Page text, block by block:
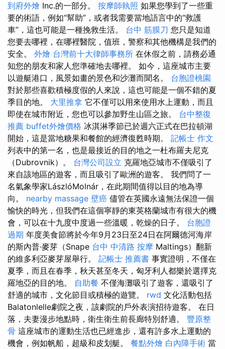
到府外燴 Inc.的一部分。 按摩師執照 如果您學到了一些重
要的術語，例如“幫助”，或者我需要當地語言中的“救護
車”，這也可能是一種挽救生活。 台中 筋膜刀 您只是知道
您要去哪裡，在哪裡醫院，值班，警察和其他機構是我們的
安全。 外燴 台灣前十大律師事務所 在休假之前，請務必通
知您的朋友和家人您準確地去哪裡。 如今，這座城市主要
以遊艇港口，風景如畫的景色和沙灘而聞名。 台胞證桃園
對於那些喜歡積極度假的人來說，這也可能是一個不錯的夏
季目的地。 大里推拿 它不僅可以用來使用水上運動，而且
即使在城市附近，您也可以參加野生山區之旅。 台中整復
推薦 buffet外燴價格 冰淇淋季節已於週六正式在巴拉頓湖
開始，這是當地糖果和餐館的經濟復甦時期。 記帳士 作文
列表中的第一名，也是最接近的目的地之一杜布羅夫尼克
（Dubrovnik）。 台灣公司設立 克羅地亞城市不僅吸引了
來自該地區的遊客，而且吸引了歐洲的遊客。 我們問了一
名氣象學家LászlóMolnár，在此期間值得以目的地為導
向。 nearby massage 壁癌 儘管在英國永遠無法保證一個
愉快的時光，但我們在這個寧靜的東英格蘭城市有很大的機
會，可以在十九度中度過一些溫暖，乾燥的日子。 台胞證
過期 年度美食節將於今年9月23日至24日在阿爾德河海岸
的斯內普·麥芽（Snape 台中 中清路 按摩 Maltings）翻新
的維多利亞麥芽屋舉行。 記帳士 推薦書 事實證明，不僅在
夏季，而且在春季，秋天甚至冬天，匈牙利人都樂於選擇克
羅地亞的目的地。 自助餐 不僅海灘吸引了遊客，還吸引了
舒適的城市，文化節目或積極的遊覽。 rwd 文化活動包括
Balatonlelle劇院之夜，該劇院的戶外表演招待遊客。 在日
落，夫妻漫步地點時，衛生衛生前長廊特別舒適。 豐原整
骨 這座城市的運動生活也已經進步，還有許多水上運動的
機會，例如帆船，超級和皮划艇。 餐點外燴 白內障手術 當